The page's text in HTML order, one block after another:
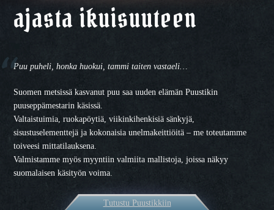
ajasta ikuisuuteen
Puu puheli, honka huokui, tammi taiten vastaeli…
Suomen metsissä kasvanut puu saa uuden elämän Puustikin
puuseppämestarin käsissä.
Valtaistuimia, ruokapöytiä, viikinkihenkisiä sänkyjä,
sisustuselementtejä ja kokonaisia unelmakeittiöitä – me toteutamme
toiveesi mittatilauksena.
Valmistamme myös myyntiin valmiita mallistoja, joissa näkyy
suomalaisen käsityön voima.
Tutustu Puustikkiin